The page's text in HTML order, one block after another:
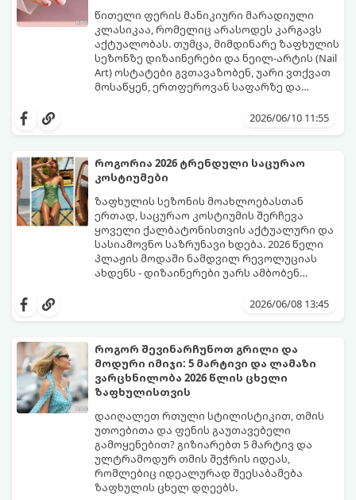
წითელი ფერის მანიკიური მარადიული
კლასიკაა, რომელიც არასოდეს კარგავს
აქტუალობას. თუმცა, მიმდინარე ზაფხულის
სეზონზე დიზაინერები და ნეილ-არტის (Nail
Art) ოსტატები გვთავაზობენ, უარი ვთქვათ
მოსაწყენ, ერთფეროვან საფარზე და
წვნიანი და რომანტიკული განწყობა
კლასიკური ალისფერიდან დაწყებული,
ექსპერიმენტებისთვის. გაიგეთ, რომელი
სამი მთავარი პრინტი იქნება ივნისის
ყველაზე ცხელი ტრენდი ფრჩხილების
მოდაში:
2026/06/10 11:55
როგორია 2026 ტრენდული საცურაო
კოსტიუმები
ზაფხულის სეზონის მოახლოებასთან
ერთად, საცურაო კოსტიუმის შერჩევა
ყოველი ქალბატონისთვის აქტუალური და
სასიამოვნო საზრუნავი ხდება. 2026 წელი
პლაჟის მოდაში ნამდვილ რევოლუციას
ახდენს - დიზაინერები უარს ამბობენ
აქცენტს აკეთებენ კომფორტის,
გაძლევთ იყოთ მაქსიმალურად თამამი,
კომფორტულად იგრძნოთ. გაიგეთ,
რომელი საცურაო კოსტიუმები იქნება 2026
წლის ზაფხულის მთავარი ჰიტი:
2026/06/08 13:45
როგორ შევინარჩუნოთ გრილი და
მოდური იმიჯი: 5 მარტივი და ლამაზი
ვარცხნილობა 2026 წლის ცხელი
ზაფხულისთვის
დაიღალეთ რთული სტილისტიკით, თმის
უთოებითა და ფენის გაუთავებელი
გამოყენებით? გიზიარებთ 5 მარტივ და
ულტრამოდურ თმის შეჭრის იდეას,
რომლებიც იდეალურად შეესაბამება
ზაფხულის ცხელ დღეებს.